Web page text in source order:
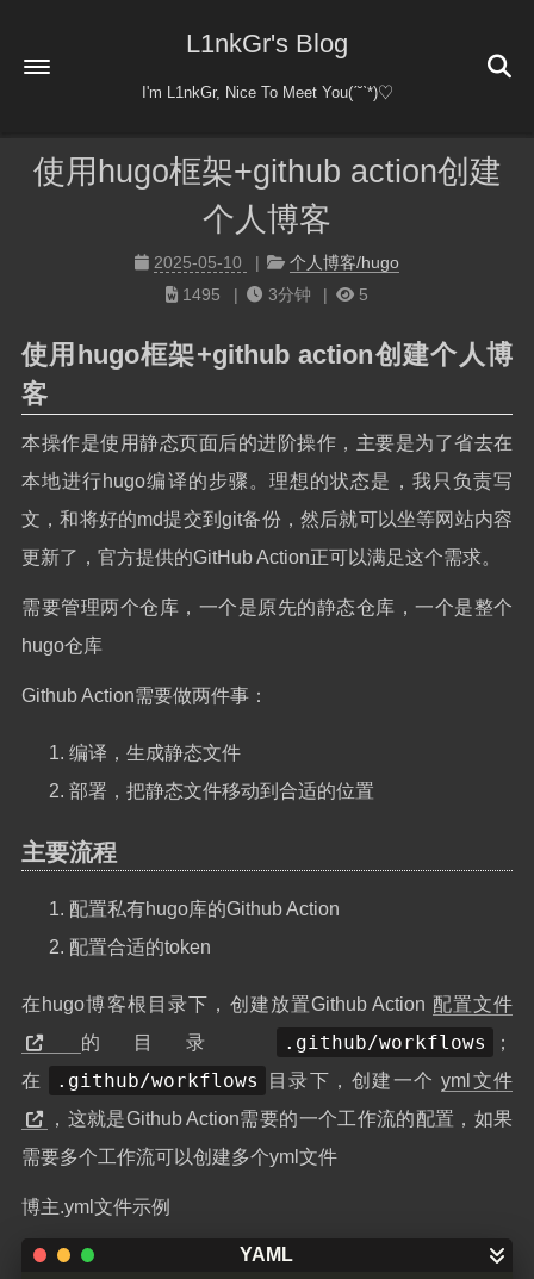
L1nkGr's Blog
I'm L1nkGr, Nice To Meet You(ˊ˘ˋ*)♡
首页
日常
归档 51
notion
使用hugo框架+github action创建
个人博客
2025-05-10
个人博客/hugo
1495
3分钟 5
使用hugo框架+github action创建个人博
客
本操作是使用静态页面后的进阶操作，主要是为了省去在
本地进行hugo编译的步骤。理想的状态是，我只负责写
文，和将好的md提交到git备份，然后就可以坐等网站内容
更新了，官方提供的GitHub Action正可以满足这个需求。
需要管理两个仓库，一个是原先的静态仓库，一个是整个
hugo仓库
Github Action需要做两件事：
编译，生成静态文件
部署，把静态文件移动到合适的位置
主要流程
配置私有hugo库的Github Action
配置合适的token
在hugo博客根目录下，创建放置Github Action 配置文件
的目录
.github/workflows
；
在
.github/workflows 目录下，创建一个 yml文件
，这就是Github Action需要的一个工作流的配置，如果
需要多个工作流可以创建多个yml文件
博主.yml文件示例